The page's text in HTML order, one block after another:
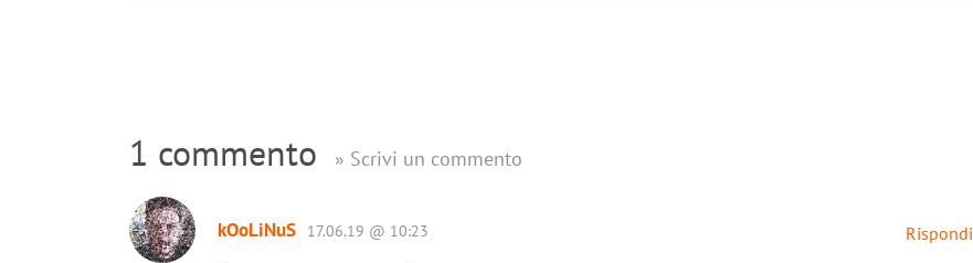
1 commento » Scrivi un commento
kOoLiNuS Rispondi
17.06.19 @ 10:23